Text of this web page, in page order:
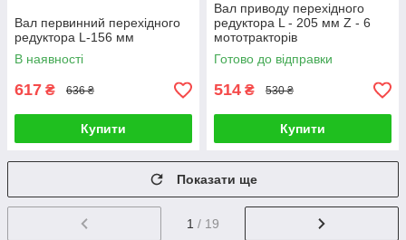
Вал первинний перехідного
редуктора L-156 мм
В наявності
617 ₴ 636 ₴
Купити
Вал приводу перехідного
редуктора L - 205 мм Z - 6
мототракторів
Готово до відправки
514 ₴ 530 ₴
Купити
Показати ще
1 / 19